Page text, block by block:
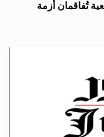
تُفاقمان أزمة